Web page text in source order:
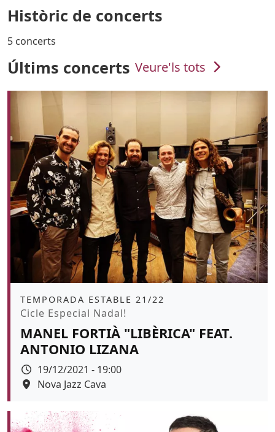
Històric de concerts
5 concerts
Últims concerts Veure'ls tots
Àmbit
TEMPORADA ESTABLE 21/22
Promoció
Cicle Especial Nadal!
MANEL FORTIÀ "LIBÈRICA" FEAT.
ANTONIO LIZANA
Data
19/12/2021 - 19:00
Espai
Nova Jazz Cava